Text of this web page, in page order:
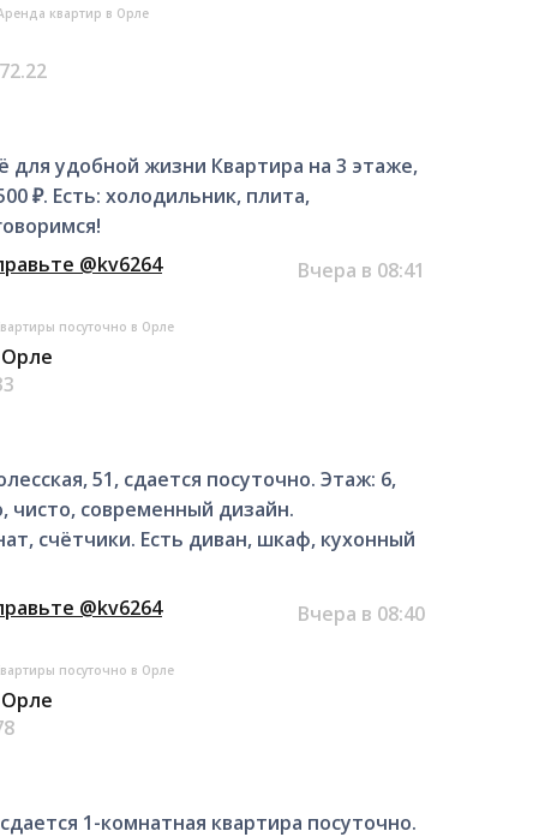
квартир в Орле
для удобной жизни Квартира на 3 этаже,
₽. Есть: холодильник, плита,
@kv6264
Вчера в 08:41
посуточно в Орле
Орле
51, сдается посуточно. Этаж: 6,
современный дизайн.
счётчики. Есть диван, шкаф, кухонный
@kv6264
Вчера в 08:40
посуточно в Орле
Орле
1-комнатная квартира посуточно.